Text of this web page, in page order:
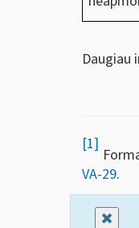
Daugiau
[1]
VA-29.